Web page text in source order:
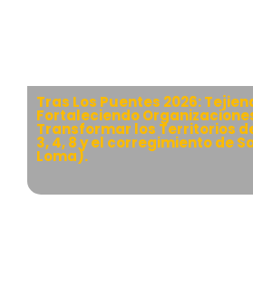
Tras Los Puentes 2026:
Fortaleciendo
Transformar los Territorios
3, 4, 8 y el corregimiento de
Loma).